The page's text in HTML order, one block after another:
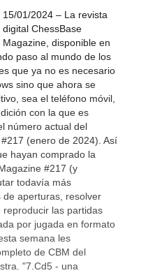
15/01/2024 – La revista
digital ChessBase
Magazine, disponible en
paso al mundo de los
que ya no es necesario
sino que ahora se
sea el teléfono móvil,
con la que es
número actual del
(enero de 2024). Así
hayan comprado la
#217 (y
todavía más
de aperturas, resolver
las partidas
por jugada en formato
semana les
de CBM del
"7.Cd5 - una